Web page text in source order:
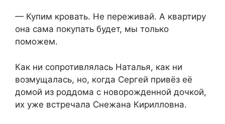
— Купим кровать. Не переживай. А квартиру
она сама покупать будет, мы только
поможем.
Как ни сопротивлялась Наталья, как ни
возмущалась, но, когда Сергей привёз её
домой из роддома с новорожденной дочкой,
их уже встречала Снежана Кирилловна.